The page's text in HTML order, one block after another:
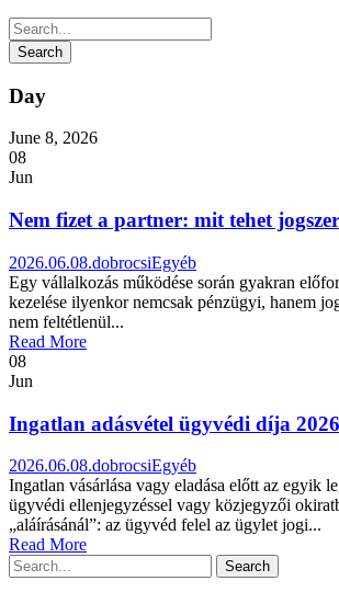
Day
June 8, 2026
08
Jun
Nem fizet a partner: mit tehet
2026.06.08.dobrocsiEgyéb
Egy vállalkozás működése során gyakran
kezelése ilyenkor nemcsak pénzügyi, hanem
nem feltétlenül...
Read More
08
Jun
Ingatlan adásvétel ügyvédi díja
2026.06.08.dobrocsiEgyéb
Ingatlan vásárlása vagy eladása előtt az egyik
ügyvédi ellenjegyzéssel vagy közjegyzői
„aláírásánál”: az ügyvéd felel az ügylet jogi...
Read More